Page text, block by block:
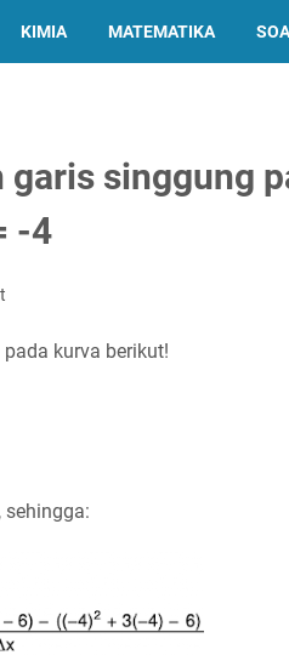
KIMIA MATEMATIKA
singgung
-4
kurva berikut!
sehingga: